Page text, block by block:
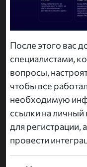
После этого вас
специалистами,
вопросы,
чтобы все
необходимую
ссылки на
для регистрации,
провести